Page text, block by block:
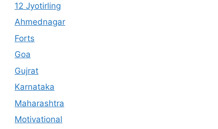
12 Jyotirling
Ahmednagar
Forts
Goa
Gujrat
Karnataka
Maharashtra
Motivational